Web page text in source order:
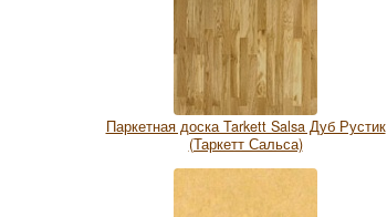
Паркетная доска Tarkett Salsa Дуб Рустик
(Таркетт Сальса)